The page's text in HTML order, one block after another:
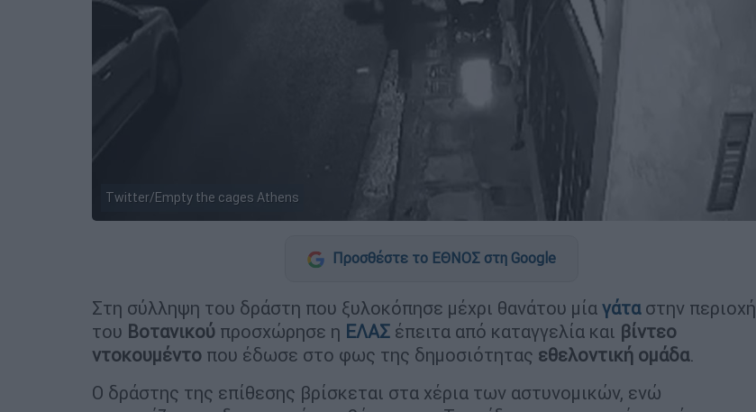
Twitter/Empty the cages Athens
Προσθέστε το ΕΘΝΟΣ στη Google
Στη σύλληψη του δράστη που ξυλοκόπησε μέχρι θανάτου μία γάταστην περιοχή
του Βοτανικού προσχώρησε η ΕΛΑΣ έπειτα από καταγγελία και βίντεο
ντοκουμέντο που έδωσε στο φως της δημοσιότητας εθελοντική ομάδα.
Ο δράστης της επίθεσης βρίσκεται στα χέρια των αστυνομικών, ενώ